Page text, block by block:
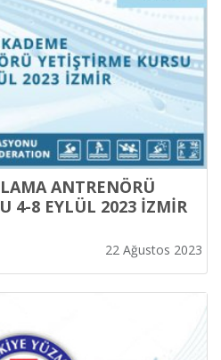
ANTRENÖRÜ
4-8 EYLÜL 2023 İZMİR
22 Ağustos 2023